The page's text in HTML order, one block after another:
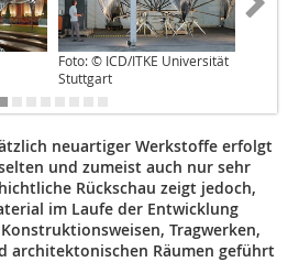
Foto: © ICD/ITKE Universität
Stuttgart
neuartiger Werkstoffe erfolgt
und zumeist auch nur sehr
Rückschau zeigt jedoch,
im Laufe der Entwicklung
Tragwerken,
architektonischen Räumen geführt